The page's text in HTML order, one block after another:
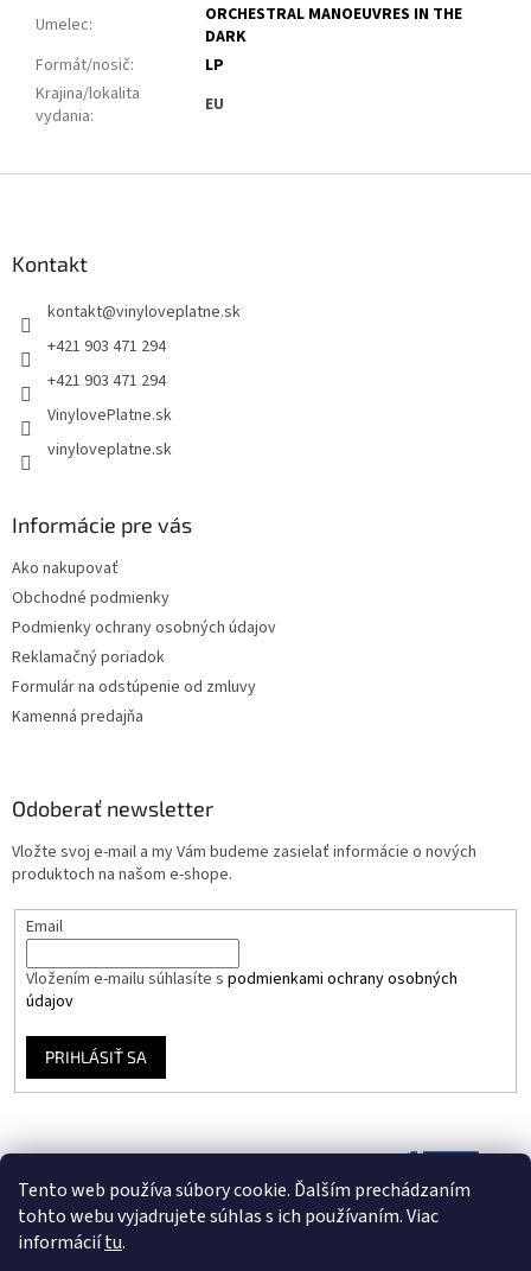
Tento web používa súbory cookie. Ďalším prechádzaním
tohto webu vyjadrujete súhlas s ich používaním. Viac
informáciítu.
Umelec:
ORCHESTRAL MANOEUVRES IN THE
DARK
Formát/nosič:
LP
Krajina/lokalita
vydania: EU
Kontakt
kontakt@vinyloveplatne.sk
+421 903 471 294
+421 903 471 294
VinylovePlatne.sk
vinyloveplatne.sk
Informácie pre vás
Ako nakupovať
Obchodné podmienky
Podmienky ochrany osobných údajov
Reklamačný poriadok
Formulár na odstúpenie od zmluvy
Kamenná predajňa
Odoberať newsletter
Vložte svoj e-mail a my Vám budeme zasielať informácie o nových
produktoch na našom e-shope.
Email
Vložením e-mailu súhlasíte s podmienkami ochrany osobných
údajov
PRIHLÁSIŤ SA